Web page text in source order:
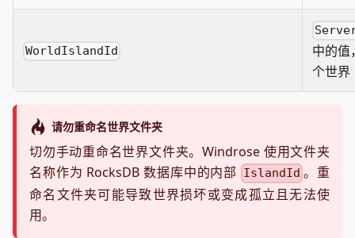
WorldIslandId
中的值
个世界
请勿重命名世界文件夹
切勿手动重命名世界文件夹。Windrose 使用文件夹
名称作为 RocksDB 数据库中的内部
IslandId 。重
命名文件夹可能导致世界损坏或变成孤立且无法使
用。